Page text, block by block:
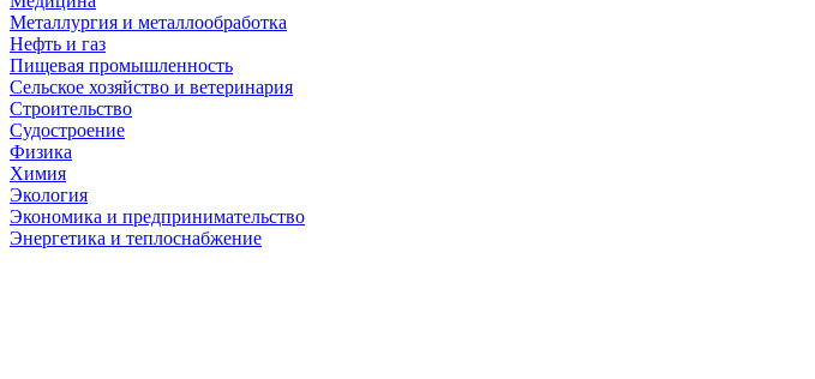
Металлургия и металлообработка
Нефть и газ
Пищевая промышленность
Сельское хозяйство и ветеринария
Строительство
Судостроение
Физика
Химия
Экология
Экономика и предпринимательство
Энергетика и теплоснабжение